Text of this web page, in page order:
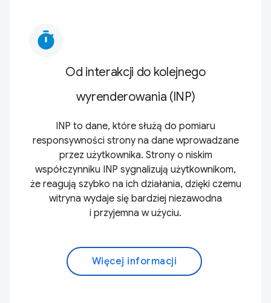
timer
Od interakcji do kolejnego
wyrenderowania (INP)
INP to dane, które służą do pomiaru
responsywności strony na dane wprowadzane
przez użytkownika. Strony o niskim
współczynniku INP sygnalizują użytkownikom,
że reagują szybko na ich działania, dzięki czemu
witryna wydaje się bardziej niezawodna
i przyjemna w użyciu.
Więcej informacji